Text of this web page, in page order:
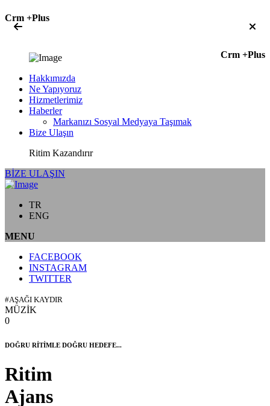
Crm +Plus
Crm +Plus
Hakkımızda
Ne Yapıyoruz
Hizmetlerimiz
Haberler
Markanızı Sosyal Medyaya Taşımak
Bize Ulaşın
Ritim Kazandırır
BİZE ULAŞIN
TR
ENG
MENU
FACEBOOK
INSTAGRAM
TWITTER
#AŞAĞI KAYDIR
MÜZİK
0
DOĞRU RİTİMLE DOĞRU HEDEFE...
Ritim
Ajans